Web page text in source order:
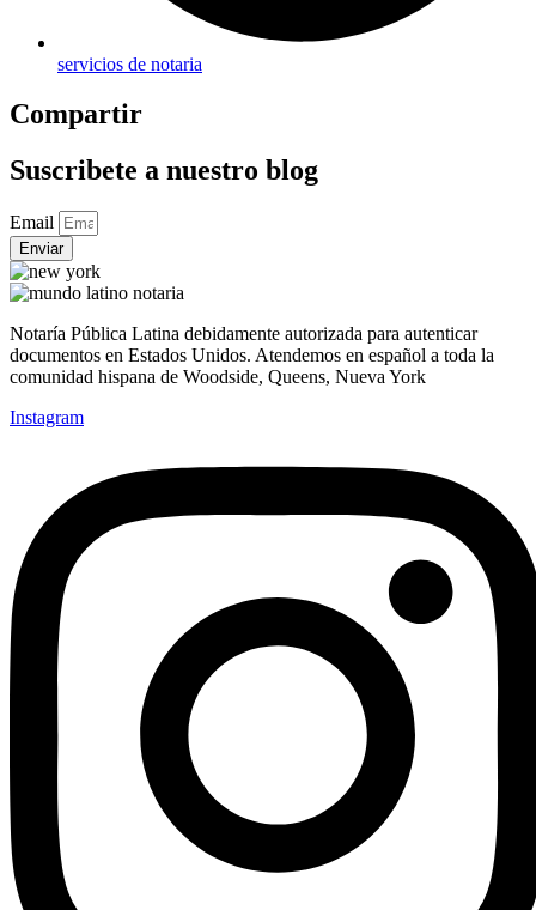
servicios de notaria
Compartir
Suscribete a nuestro blog
Email
Enviar
Notaría Pública Latina debidamente autorizada para autenticar
documentos en Estados Unidos. Atendemos en español a toda la
comunidad hispana de Woodside, Queens, Nueva York
Instagram